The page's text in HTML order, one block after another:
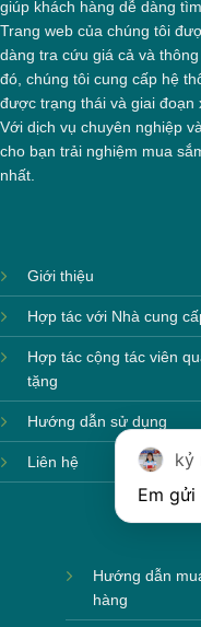
Hộp xi biểu trưng
giúp khách hàng dễ dàng
Trang web của chúng tôi
dàng tra cứu giá cả và
đó, chúng tôi cung cấp hệ
được trạng thái và giai đoạn
Với dịch vụ chuyên nghiệp
cho bạn trải nghiệm mua
nhất.
Giới thiệu
Hợp tác với Nhà cung
Hợp tác cộng tác viên
tặng
Hướng dẫn sử dụng
Liên hệ
Hướng dẫn
hàng
kỷ
Em